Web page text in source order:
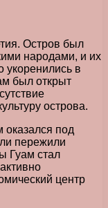
Остров был
народами, и их
укоренились в
был открыт
острова.
под
пережили
Гуам стал
центр